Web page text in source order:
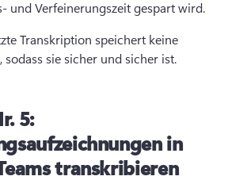
und Verfeinerungszeit gespart wird.
Transkription speichert keine
sodass sie sicher und sicher ist.
5:
in
transkribieren